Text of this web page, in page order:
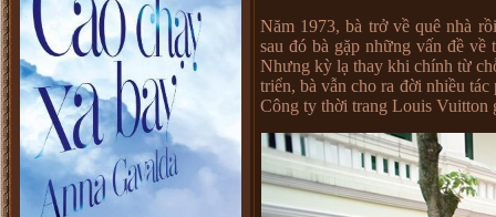
Năm 1973, bà trở về quê nhà
sau đó bà gặp những vấn đề
Nhưng kỳ lạ thay khi chính từ
triển, bà vẫn cho ra đời nhiều
Công ty thời trang Louis Vuitton